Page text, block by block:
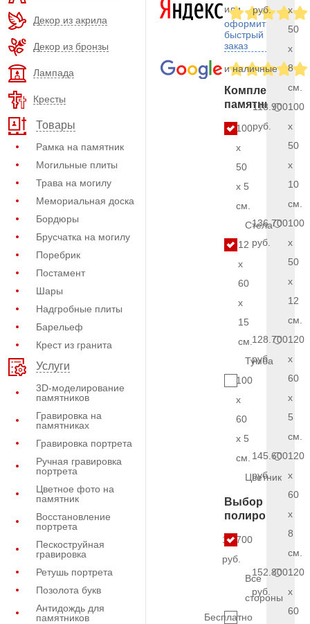
Декор из акрила
Декор из бронзы
Лампада
Кресты
Товары
Рамка на памятник
Могильные плиты
Трава на могилу
Мемориальная доска
Бордюры
Брусчатка на могилу
Поребрик
Постамент
Шары
Надгробные плиты
Барельеф
Крест из гранита
Услуги
3D-моделирование
памятников
Гравировка на
памятниках
Гравировка портрета
Ручная гравировка
портрета
Цветное фото на
памятник
Восстановление
портрета
Пескоструйная
гравировка
Ретушь портрета
Позолота букв
Антидождь для
памятников
или
оформить
быстрый
заказ
и наличные
Комплект
памятника
100
x
50
x 5
см.
Стела
12
x
60
x
15
см.
Тумба
100
x
60
x 5
см.
Цветник
Выбор
полировки
15.700
руб.
Все
стороны
Бесплатно
руб.
x
50
x
8
см.
118.900
руб.
100
x
50
x
10
см.
136.700
руб.
100
x
50
x
12
см.
128.700
руб.
120
x
60
x
5
см.
145.600
руб.
120
x
60
x
8
см.
152.800
руб.
120
x
60